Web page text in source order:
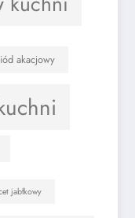
akacjowy
jabłkowy